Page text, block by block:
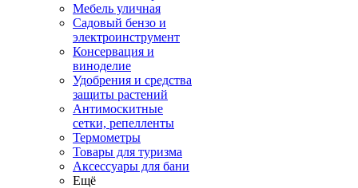
Мебель уличная
Садовый бензо и
электроинструмент
Консервация и
виноделие
Удобрения и средства
защиты растений
Антимоскитные
сетки, репелленты
Термометры
Товары для туризма
Аксессуары для бани
Ещё